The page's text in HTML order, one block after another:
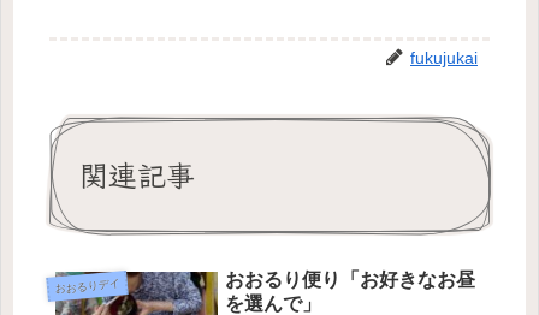
fukujukai
関連記事
おおるりデイ
おおるり便り「お好きなお昼
を選んで」